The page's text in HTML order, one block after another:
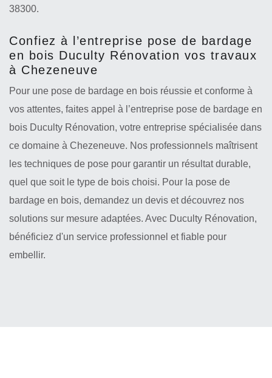
38300.
Confiez à l’entreprise pose de bardage
en bois Duculty Rénovation vos travaux
à Chezeneuve
Pour une pose de bardage en bois réussie et conforme à
vos attentes, faites appel à l’entreprise pose de bardage en
bois Duculty Rénovation, votre entreprise spécialisée dans
ce domaine à Chezeneuve. Nos professionnels maîtrisent
les techniques de pose pour garantir un résultat durable,
quel que soit le type de bois choisi. Pour la pose de
bardage en bois, demandez un devis et découvrez nos
solutions sur mesure adaptées. Avec Duculty Rénovation,
bénéficiez d'un service professionnel et fiable pour
embellir.